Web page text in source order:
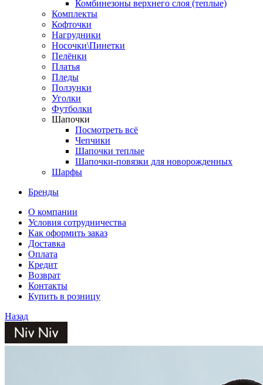
Комбинезоны верхнего слоя (теплые)
Комплекты
Кофточки
Нагрудники
Носочки\Пинетки
Пелёнки
Платья
Пледы
Ползунки
Уголки
Футболки
Шапочки
Посмотреть всё
Чепчики
Шапочки теплые
Шапочки-повязки для новорожденных
Шарфы
Бренды
О компании
Условия сотрудничества
Как оформить заказ
Доставка
Оплата
Кредит
Возврат
Контакты
Купить в розницу
Назад